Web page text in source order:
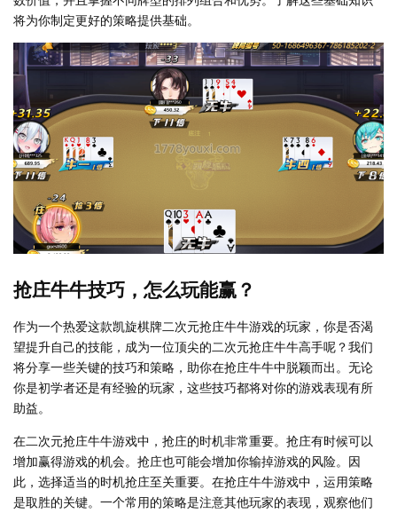
将为你制定更好的策略提供基础。
抢庄牛牛技巧，怎么玩能赢？
作为一个热爱这款凯旋棋牌二次元抢庄牛牛游戏的玩家，你是否渴
望提升自己的技能，成为一位顶尖的二次元抢庄牛牛高手呢？我们
将分享一些关键的技巧和策略，助你在抢庄牛牛中脱颖而出。无论
你是初学者还是有经验的玩家，这些技巧都将对你的游戏表现有所
助益。
在二次元抢庄牛牛游戏中，抢庄的时机非常重要。抢庄有时候可以
增加赢得游戏的机会。抢庄也可能会增加你输掉游戏的风险。因
此，选择适当的时机抢庄至关重要。在抢庄牛牛游戏中，运用策略
是取胜的关键。一个常用的策略是注意其他玩家的表现，观察他们